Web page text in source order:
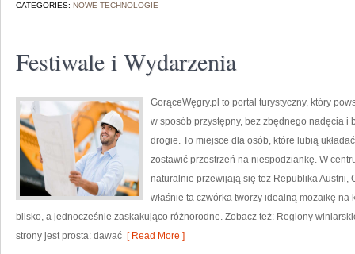
CATEGORIES: NOWE TECHNOLOGIE
Festiwale i Wydarzenia
GorąceWęgry.pl to portal turystyczny, który
w sposób przystępny, bez zbędnego nadęcia
drogie. To miejsce dla osób, które lubią
zostawić przestrzeń na niespodziankę. W
naturalnie przewijają się też Republika Austrii,
właśnie ta czwórka tworzy idealną mozaikę na
blisko, a jednocześnie zaskakująco różnorodne. Zobacz też: Regiony
strony jest prosta: dawać [ Read More ]